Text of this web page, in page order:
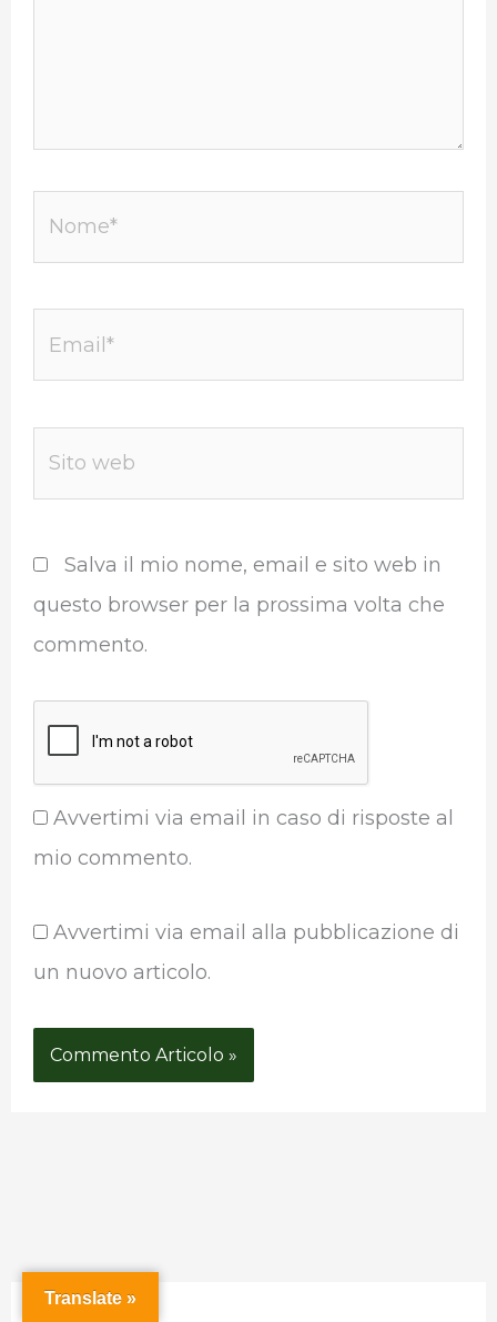
Salva il mio nome, email e sito web in
questo browser per la prossima volta che
commento.
Avvertimi via email in caso di risposte al
mio commento.
Avvertimi via email alla pubblicazione di
un nuovo articolo.
PTranslate »